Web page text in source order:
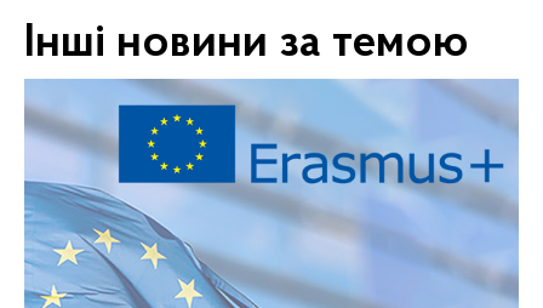
Інші новини за темою